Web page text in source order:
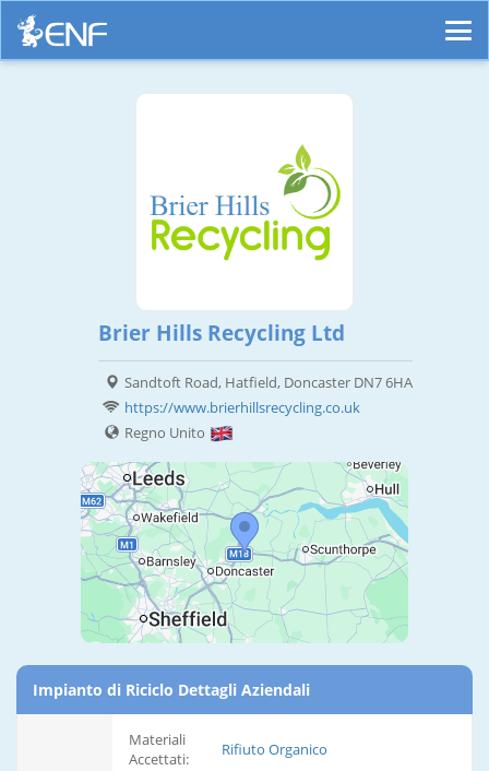
Brier Hills Recycling Ltd
Sandtoft Road, Hatfield, Doncaster DN7 6HA
https://www.brierhillsrecycling.co.uk
Regno Unito
Impianto di Riciclo Dettagli Aziendali
Materiali
Accettati:
Rifiuto Organico